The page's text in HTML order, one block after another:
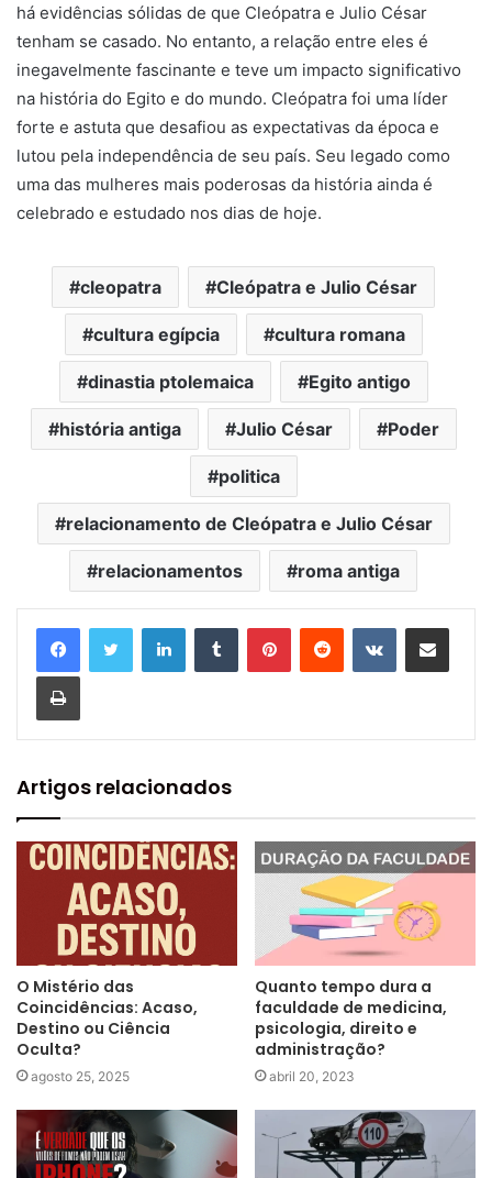
há evidências sólidas de que Cleópatra e Julio César
tenham se casado. No entanto, a relação entre eles é
inegavelmente fascinante e teve um impacto significativo
na história do Egito e do mundo. Cleópatra foi uma líder
forte e astuta que desafiou as expectativas da época e
lutou pela independência de seu país. Seu legado como
uma das mulheres mais poderosas da história ainda é
celebrado e estudado nos dias de hoje.
cleopatra Cleópatra e Julio César
cultura egípcia cultura romana
dinastia ptolemaica Egito antigo
história antiga Julio César Poder
politica
relacionamento de Cleópatra e Julio César
relacionamentos roma antiga
Artigos relacionados
O Mistério das
Coincidências: Acaso,
Destino ou Ciência
Oculta?
agosto 25, 2025
Quanto tempo dura a
faculdade de medicina,
psicologia, direito e
administração?
abril 20, 2023